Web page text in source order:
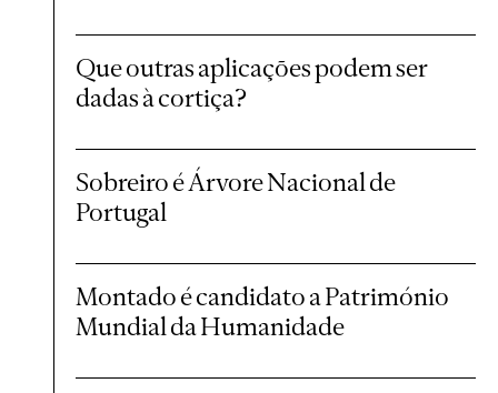
Que outras aplicações podem ser
dadas à cortiça?
Sobreiro é Árvore Nacional de
Portugal
Montado é candidato a Património
Mundial da Humanidade